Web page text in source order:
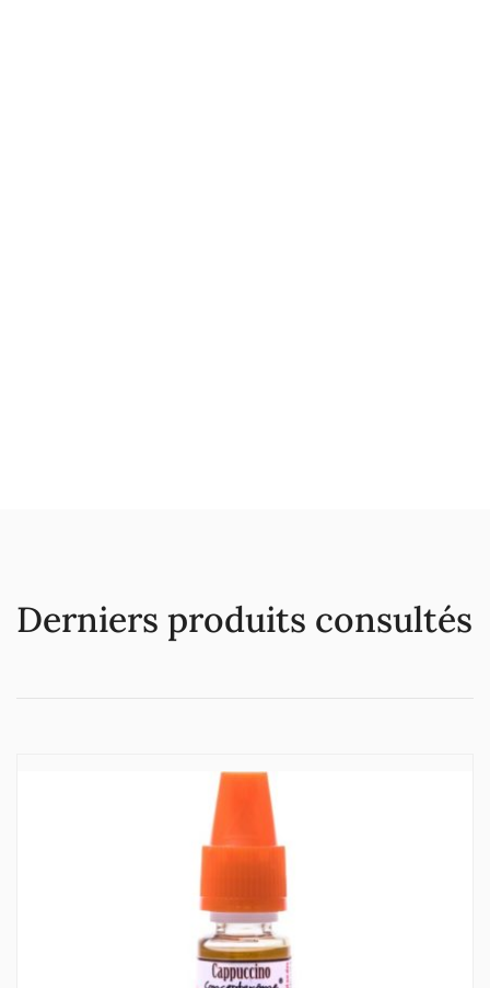
Derniers produits consultés